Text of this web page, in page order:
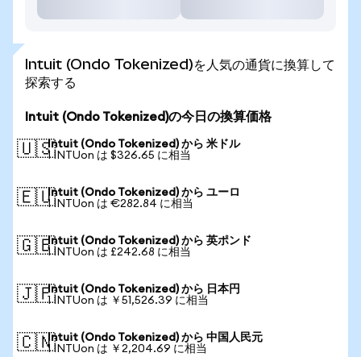
Intuit (Ondo Tokenized)を人気の通貨に換算して
探索する
Intuit (Ondo Tokenized)の今日の換算価格
🇺🇸Intuit (Ondo Tokenized) から 米ドル
1 INTUon は $326.65 に相当
🇪🇺Intuit (Ondo Tokenized) から ユーロ
1 INTUon は €282.84 に相当
🇬🇧Intuit (Ondo Tokenized) から 英ポンド
1 INTUon は £242.68 に相当
🇯🇵Intuit (Ondo Tokenized) から 日本円
1 INTUon は ￥51,526.39 に相当
🇨🇳Intuit (Ondo Tokenized) から 中国人民元
1 INTUon は ￥2,204.69 に相当